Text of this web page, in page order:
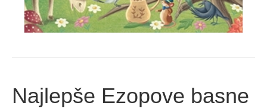
Najlepše Ezopove basne